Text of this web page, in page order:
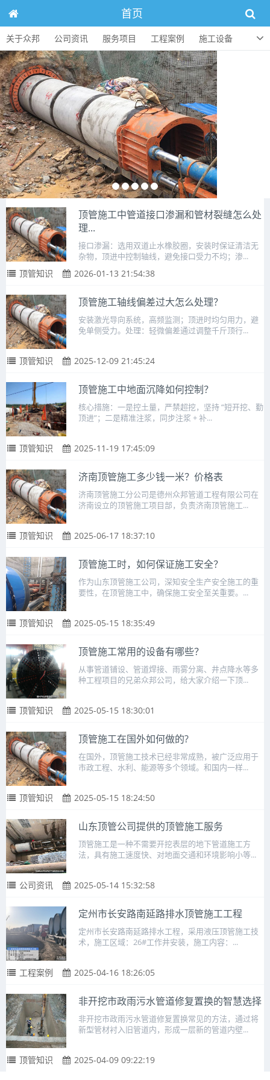
首页
关于众邦 公司资讯 服务项目 工程案例
施工设备
人才招聘
顶管知识 联系方式
顶管施工中管道接口渗漏和管材裂缝怎么处
理...
接口渗漏：选用双道止水橡胶圈，安装时保证清洁无
杂物，顶进中控制轴线，避免接口受力不均；渗...
顶管知识 2026-01-13 21:54:38
顶管施工轴线偏差过大怎么处理？
安装激光导向系统，高频监测；顶进时均匀用力，避
免单侧受力。处理：轻微偏差通过调整千斤顶行...
顶管知识 2025-12-09 21:45:24
顶管施工中地面沉降如何控制？
核心措施：一是控土量，严禁超挖，坚持 “短开挖、勤
顶进”；二是精准注浆，同步注浆 + 补...
顶管知识 2025-11-19 17:45:09
济南顶管施工多少钱一米？价格表
济南顶管施工分公司是德州众邦管道工程有限公司在
济南设立的顶管施工项目部，负责济南顶管施工...
顶管知识 2025-06-17 18:37:10
顶管施工时，如何保证施工安全？
作为山东顶管施工公司，深知安全生产安全施工的重
要性，在顶管施工中，确保施工安全至关重要。...
顶管知识 2025-05-15 18:35:49
顶管施工常用的设备有哪些？
从事管道铺设、管道焊接、雨雾分离、井点降水等多
种工程项目的兄弟众邦公司，给大家介绍一下顶...
顶管知识 2025-05-15 18:30:01
顶管施工在国外如何做的?
在国外，顶管施工技术已经非常成熟，被广泛应用于
市政工程、水利、能源等多个领域。和国内一样...
顶管知识 2025-05-15 18:24:50
山东顶管公司提供的顶管施工服务
顶管施工是一种不需要开挖表层的地下管道施工方
法，具有施工速度快、对地面交通和环境影响小等...
公司资讯 2025-05-14 15:32:58
定州市长安路南延路排水顶管施工工程
定州市长安路南延路排水工程，采用液压顶管施工技
术，施工区域：26#工作井安装，施工内容：...
工程案例 2025-04-16 18:26:05
非开挖市政雨污水管道修复置换的智慧选择
非开挖市政雨污水管道修复置换常见的方法，通过将
新型管材衬入旧管道内，形成一层新的管道内壁...
顶管知识 2025-04-09 09:22:19